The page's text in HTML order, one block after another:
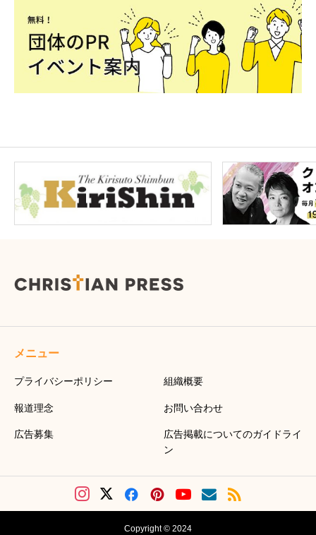
メニュー
プライバシーポリシー 組織概要
報道理念 お問い合わせ
広告募集
広告掲載についてのガイドライ
ン
Copyright © 2024